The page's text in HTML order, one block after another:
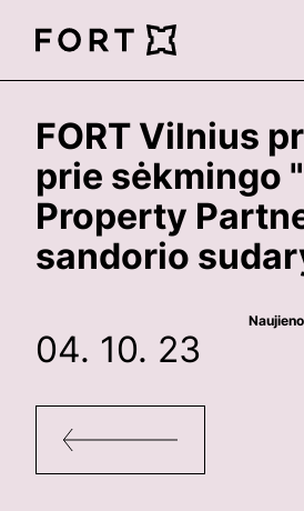
FortLegal
FORT Vilnius
prie sėkmingo
Property
sandorio
04. 10. 23